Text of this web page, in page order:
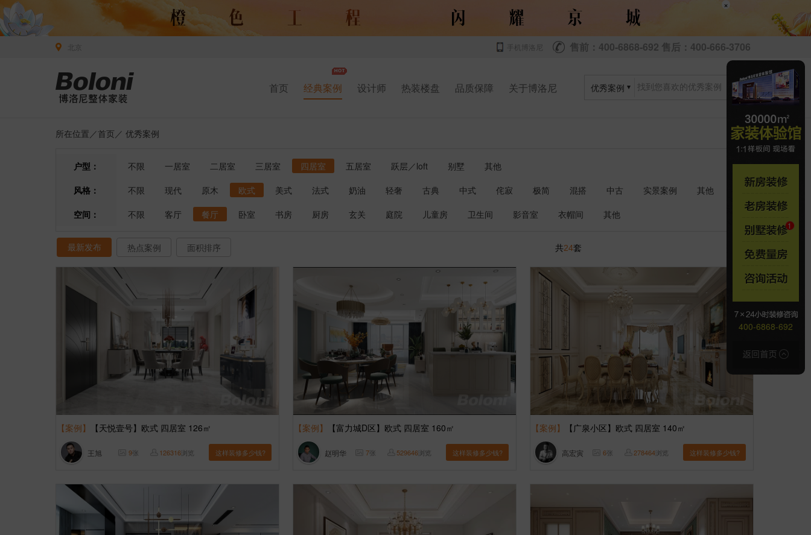
×
手机博洛尼 售前：400-6868-692 售后：400-666-3706
首页 经典案例 设计师 热装楼盘 品质保障 关于博洛尼 优秀案例
所在位置／首页 ／ 优秀案例
户型： 不限 一居室 二居室 三居室 四居室 五居室 跃层／loft 别墅
其他
风格：
不限 现代 原木 欧式 美式 法式 奶油 轻奢 古典 中式 侘寂 极简 混搭 中古 实景案例
其他
空间：
不限 客厅 餐厅 卧室 书房 厨房 玄关 庭院 儿童房 卫生间 影音室 衣帽间 其他
最新发布 热点案例 面积排序 共24套 1
【案例】 【天悦壹号】欧式 四居室 126㎡
王旭 9张 126316浏览 这样装修多少钱?
【案例】 【富力城D区】欧式 四居室 160㎡
赵明华 7张 529646浏览 这样装修多少钱?
【案例】 【广泉小区】欧式 四居室 140㎡
高宏寅 6张 278464浏览 这样装修多少钱?
400-6868-692